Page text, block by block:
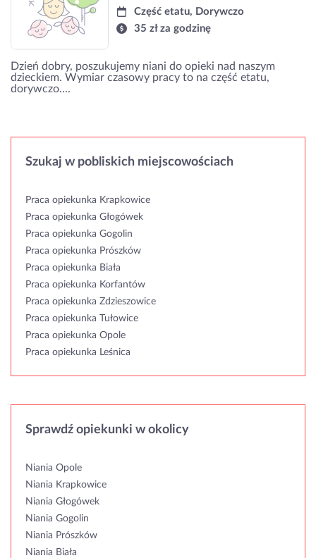
Część etatu, Dorywczo
35 zł za godzinę
Dzień dobry, poszukujemy niani do opieki nad naszym
dzieckiem. Wymiar czasowy pracy to na część etatu,
dorywczo....
Szukaj w pobliskich miejscowościach
Praca opiekunka Krapkowice
Praca opiekunka Głogówek
Praca opiekunka Gogolin
Praca opiekunka Prószków
Praca opiekunka Biała
Praca opiekunka Korfantów
Praca opiekunka Zdzieszowice
Praca opiekunka Tułowice
Praca opiekunka Opole
Praca opiekunka Leśnica
Sprawdź opiekunki w okolicy
Niania Opole
Niania Krapkowice
Niania Głogówek
Niania Gogolin
Niania Prószków
Niania Biała